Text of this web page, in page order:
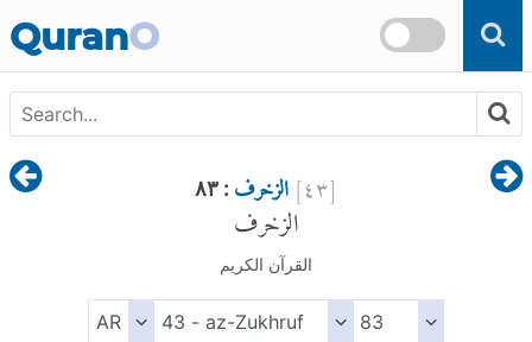
Skip to main content
QuranO
[٤٣]الزخرف : ٨٣ الزخرف
القرآن الكريم